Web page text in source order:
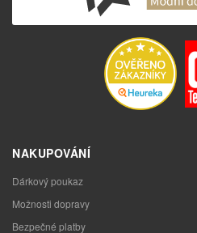
NAKUPOVÁNÍ
Dárkový poukaz
Možnosti dopravy
Bezpečné platby